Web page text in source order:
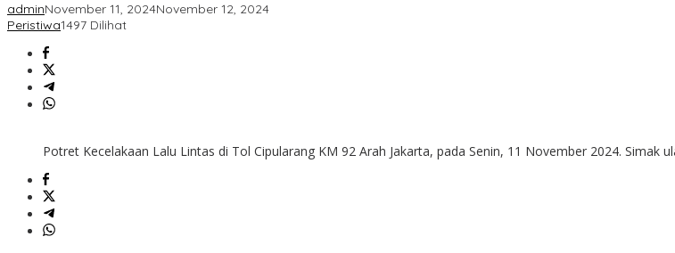
di
adminNovember 11, 2024November 12, 2024
Peristiwa1497 Dilihat
Potret Kecelakaan Lalu Lintas di Tol Cipularang KM 92 Arah Jakarta, pada Senin, 11 November 2024. Simak